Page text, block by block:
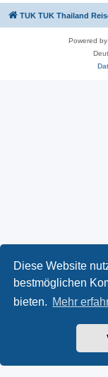
Diese Website
bestmöglichen
bieten. Mehr
TUK TUK Thailand
Powered by